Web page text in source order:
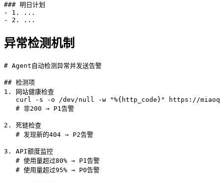
### 明日计划
- 1. ...
- 2. ...
异常检测机制
# Agent自动检测异常并发送告警
## 检测项
1. 网站健康检查
curl -s -o /dev/null -w "%{http_code}" https://
   # 非200 → P1告警
2. 死链检查
   # 发现新的404 → P2告警
3. API额度监控
   # 使用量超过80% → P1告警
   # 使用量超过95% → P0告警